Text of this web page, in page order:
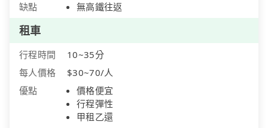
缺點
無高鐵往返
租車
行程時間
10~35分
每人價格
$30~70/人
優點
價格便宜
行程彈性
甲租乙還